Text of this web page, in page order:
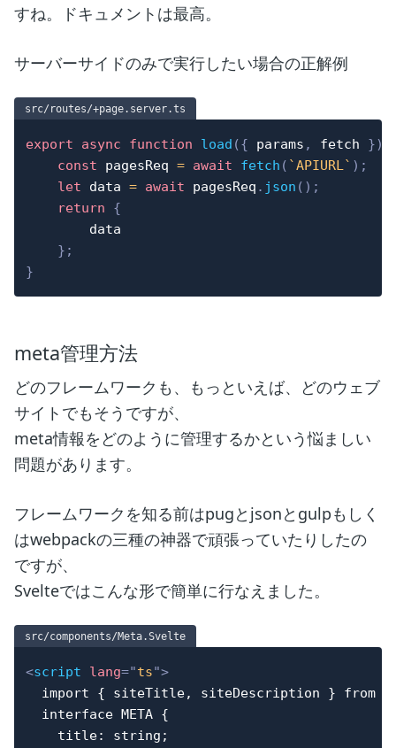
すね。ドキュメントは最高。
サーバーサイドのみで実行したい場合の正解例
src/routes/+page.server.ts
export async function load ({ params , fetch })
const pagesReq = await fetch ( `APIURL` ) ;
let data = await pagesReq . json ( ) ;
return
{
} ;
}
meta管理方法
どのフレームワークも、もっといえば、どのウェブ
サイトでもそうですが、
meta情報をどのように管理するかという悩ましい
問題があります。
フレームワークを知る前はpugとjsonとgulpもしく
はwebpackの三種の神器で頑張っていたりしたの
ですが、
Svelteではこんな形で簡単に行なえました。
src/components/Meta.Svelte
<script lang="ts">
import { siteTitle, siteDescription } from
  interface META {
    title: string;